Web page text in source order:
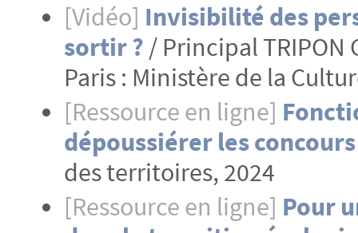
[Vidéo] Invisibilité des
sortir ? / Principal TRIPON
Paris : Ministère de la
[Ressource en ligne]
dépoussiérer les concours
des territoires, 2024
[Ressource en ligne] Pour